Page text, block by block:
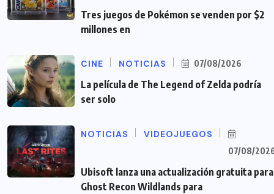
Tres juegos de Pokémon se venden por $2
millones en
CINE NOTICIAS 07/08/2026
La película de The Legend of Zelda podría
ser solo
NOTICIAS VIDEOJUEGOS
07/08/
Ubisoft lanza una actualización gratuita para
Ghost Recon Wildlands para